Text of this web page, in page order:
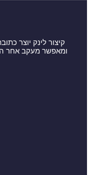
קיצור לינק יוצר
ומאפשר מעקב אחר